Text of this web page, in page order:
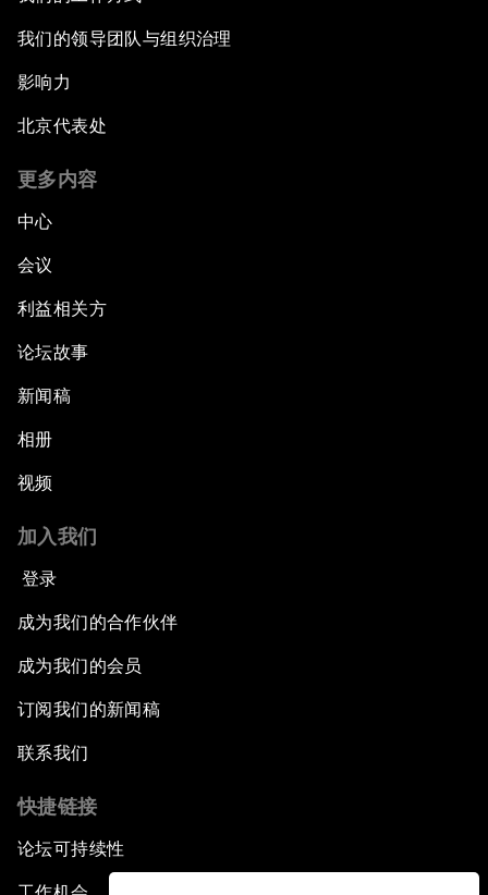
我们的领导团队与组织治理
影响力
北京代表处
更多内容
中心
会议
利益相关方
论坛故事
新闻稿
相册
视频
加入我们
登录
成为我们的合作伙伴
成为我们的会员
订阅我们的新闻稿
联系我们
快捷链接
论坛可持续性